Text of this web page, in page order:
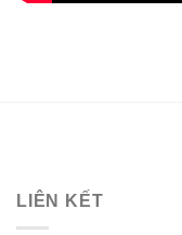
LIÊN KẾT